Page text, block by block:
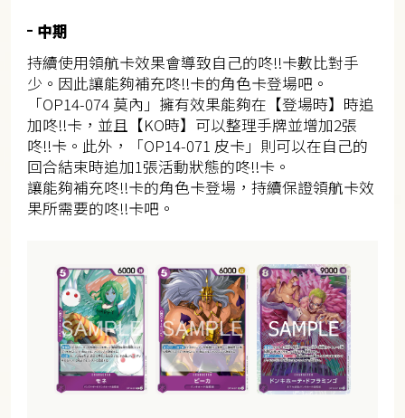
中期
持續使用領航卡效果會導致自己的咚!!卡數比對手
少。因此讓能夠補充咚!!卡的角色卡登場吧。
「OP14-074 莫內」擁有效果能夠在【登場時】時追
加咚!!卡，並且【KO時】可以整理手牌並增加2張
咚!!卡。此外，「OP14-071 皮卡」則可以在自己的
回合結束時追加1張活動狀態的咚!!卡。
讓能夠補充咚!!卡的角色卡登場，持續保證領航卡效
果所需要的咚!!卡吧。